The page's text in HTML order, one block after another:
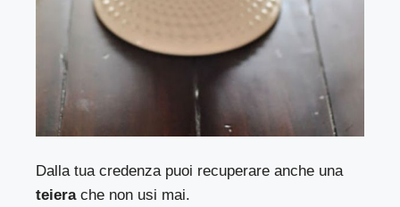
Dalla tua credenza puoi recuperare anche una
teierache non usi mai.